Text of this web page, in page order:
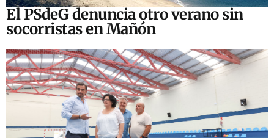
El PSdeG denuncia otro verano sin
socorristas en Mañón